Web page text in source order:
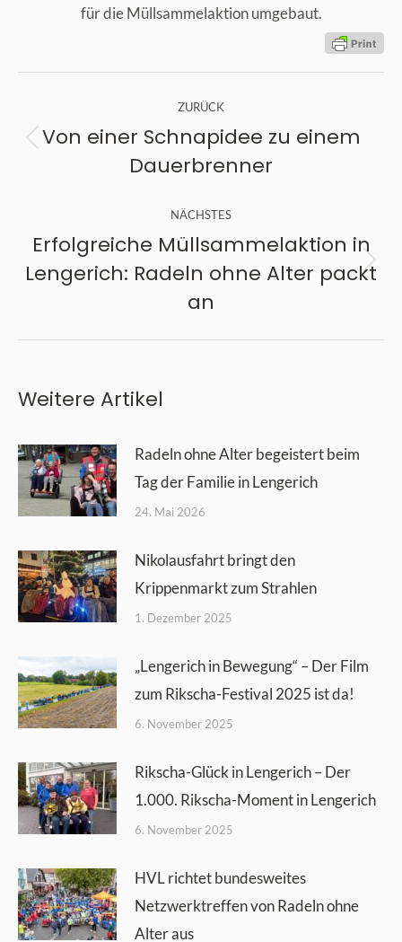
für die Müllsammelaktion umgebaut.
ZURÜCK
Vorheriger
Beitrag:
Von einer Schnapidee zu einem
Dauerbrenner
NÄCHSTES
Nächster
Beitrag:
Erfolgreiche Müllsammelaktion in
Lengerich: Radeln ohne Alter packt
an
Weitere Artikel
Radeln ohne Alter begeistert beim
Tag der Familie in Lengerich
24. Mai 2026
Nikolausfahrt bringt den
Krippenmarkt zum Strahlen
1. Dezember 2025
„Lengerich in Bewegung“ – Der Film
zum Rikscha-Festival 2025 ist da!
6. November 2025
Rikscha-Glück in Lengerich – Der
1.000. Rikscha-Moment in Lengerich
6. November 2025
HVL richtet bundesweites
Netzwerktreffen von Radeln ohne
Alter aus